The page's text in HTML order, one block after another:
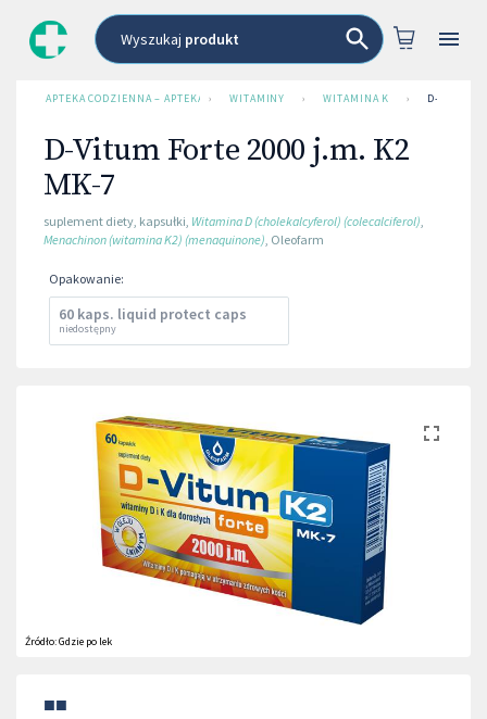
Wyszukaj produkt
APTEKA CODZIENNA – APTEKA INTERNETOWA
› WITAMINY › WITAMINA K › D-VITUM
D-Vitum Forte 2000 j.m. K2
MK-7
suplement diety, kapsułki, Witamina D (cholekalcyferol) (colecalciferol),
Menachinon (witamina K2) (menaquinone), Oleofarm
Opakowanie:
60 kaps. liquid protect caps
niedostępny
Źródło:Gdzie po lek
■■